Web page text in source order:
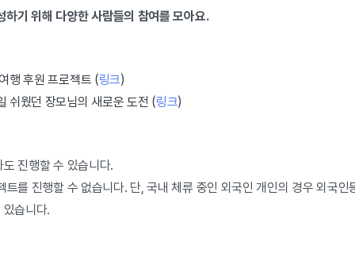
하기 위해 다양한 사람들의 참여를 모아요.
행 후원 프로젝트 (링크)
쉬웠던 장모님의 새로운 도전 (링크)
진행할 수 있습니다.
를 진행할 수 없습니다. 단, 국내 체류 중인 외국인 개인의 경우 외국인
습니다.